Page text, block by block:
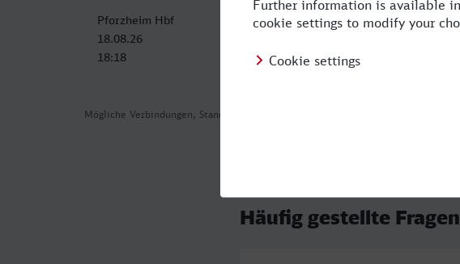
Mögliche Verbindungen, Stand: 2026-08-04 09:27
Pforzheim Hbf
18.08.26
18:18
Trier Hbf
22:27
4:09
Häufig gestellte Fragen